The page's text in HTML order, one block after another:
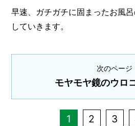
早速、ガチガチに固まったお風
していきます。
次のページ
モヤモヤ鏡のウロ
1 2 3